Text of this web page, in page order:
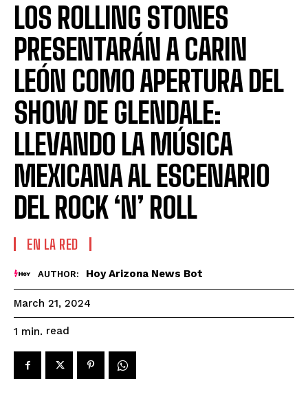
LOS ROLLING STONES
PRESENTARÁN A CARIN
LEÓN COMO APERTURA DEL
SHOW DE GLENDALE:
LLEVANDO LA MÚSICA
MEXICANA AL ESCENARIO
DEL ROCK ‘N’ ROLL
EN LA RED
AUTHOR: Hoy Arizona News Bot
March 21, 2024
1 min. read